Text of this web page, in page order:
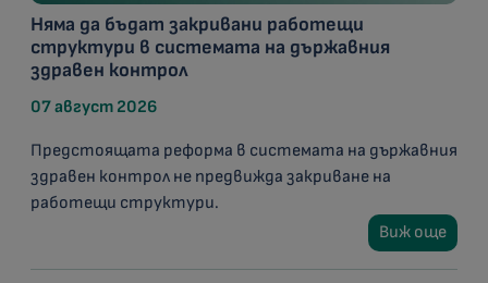
Няма да бъдат закривани работещи
структури в системата на държавния
здравен контрол
07 август 2026
Предстоящата реформа в системата на държавния
здравен контрол не предвижда закриване на
работещи структури.
Виж още